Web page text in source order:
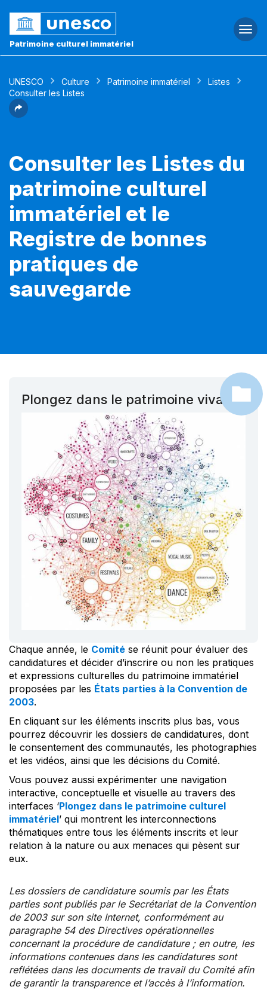
Patrimoine culturel immatériel
UNESCO Culture Patrimoine immatériel
Listes
Consulter les Listes
Consulter les Listes du
patrimoine culturel
immatériel et le
Registre de bonnes
pratiques de
sauvegarde
Plongez dans le patrimoine vivant !
Chaque année, le Comité se réunit pour évaluer des
candidatures et décider d’inscrire ou non les pratiques
et expressions culturelles du patrimoine immatériel
proposées par les États parties à la Convention de
2003.
En cliquant sur les éléments inscrits plus bas, vous
pourrez découvrir les dossiers de candidatures, dont
le consentement des communautés, les photographies
et les vidéos, ainsi que les décisions du Comité.
Vous pouvez aussi expérimenter une navigation
interactive, conceptuelle et visuelle au travers des
interfaces ‘Plongez dans le patrimoine culturel
immatériel’ qui montrent les interconnections
thématiques entre tous les éléments inscrits et leur
relation à la nature ou aux menaces qui pèsent sur
eux.
Les dossiers de candidature soumis par les États
parties sont publiés par le Secrétariat de la Convention
de 2003 sur son site Internet, conformément au
paragraphe 54 des Directives opérationnelles
concernant la procédure de candidature ; en outre, les
informations contenues dans les candidatures sont
reflétées dans les documents de travail du Comité afin
de garantir la transparence et l’accès à l’information.